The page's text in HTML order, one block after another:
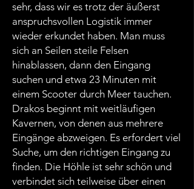
sehr, dass wir es trotz der äußerst
anspruchsvollen Logistik immer
wieder erkundet haben. Man muss
sich an Seilen steile Felsen
hinablassen, dann den Eingang
suchen und etwa 23 Minuten mit
einem Scooter durch Meer tauchen.
Drakos beginnt mit weitläufigen
Kavernen, von denen aus mehrere
Eingänge abzweigen. Es erfordert viel
Suche, um den richtigen Eingang zu
finden. Die Höhle ist sehr schön und
verbindet sich teilweise über einen